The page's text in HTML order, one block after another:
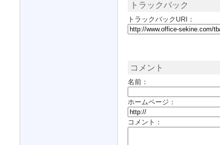
トラックバック
トラックバックURI：
コメント
名前：
ホームページ：
コメント：